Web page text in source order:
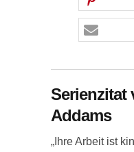
Serienzitat
Addams
„Ihre Arbeit ist